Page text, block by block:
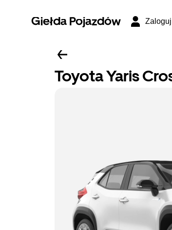
Giełda Pojazdów
Toyota Yaris